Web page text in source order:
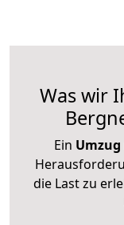
Was wir
Ein Umzug
die Last zu